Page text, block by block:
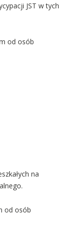
JST w tych
od osób
na
od osób